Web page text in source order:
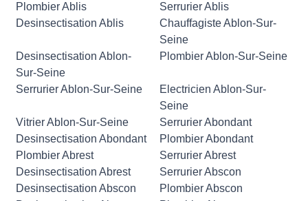
Plombier Ablis
Serrurier Ablis
Desinsectisation Ablis
Chauffagiste Ablon-Sur-
Seine
Desinsectisation Ablon-
Sur-Seine
Plombier Ablon-Sur-Seine
Serrurier Ablon-Sur-Seine
Electricien Ablon-Sur-
Seine
Vitrier Ablon-Sur-Seine
Serrurier Abondant
Desinsectisation Abondant
Plombier Abondant
Plombier Abrest
Serrurier Abrest
Desinsectisation Abrest
Serrurier Abscon
Desinsectisation Abscon
Plombier Abscon